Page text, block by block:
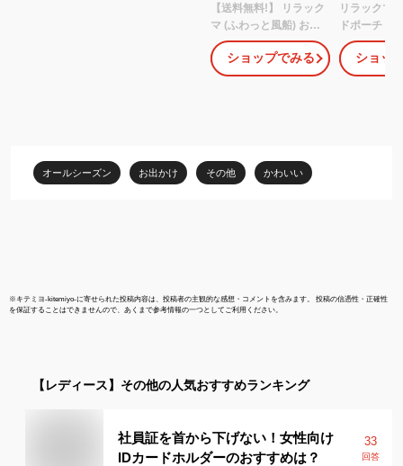
【送料無料!】 リラック
マ (ふわっと風船) お弁
当箱 抗菌 箸付き 2段タ
イトランチボックス
600ml YZW3AG
ショップでみる
リラックマ
ドポーチ
ラックマ グ
け 新 商品
パクト財布
ショッ
オールシーズン お出かけ その他 かわいい
※キテミヨ-kitemiyo-に寄せられた投稿内容は、投稿者の主観的な感想・コメントを含みます。 投稿の信憑性・正確性
を保証することはできませんので、あくまで参考情報の一つとしてご利用ください。
【レディース】 その他の人気おすすめランキング
社員証を首から下げない！女性向け
IDカードホルダーのおすすめは？
33
回答